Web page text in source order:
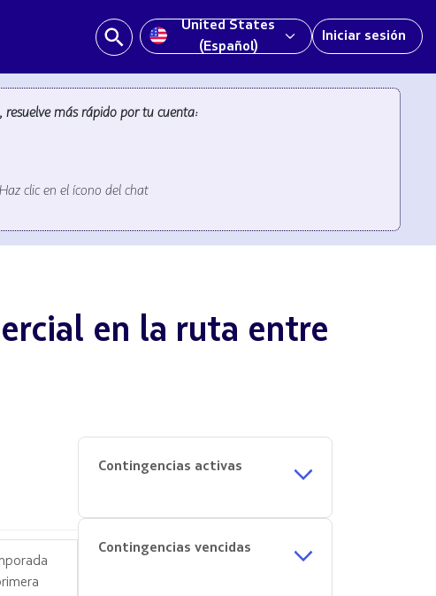
United States
(Español)
Iniciar sesión
más rápido por tu cuenta:
clic en el ícono del chat
en la ruta entre
Contingencias activas
Contingencias vencidas